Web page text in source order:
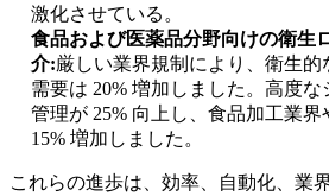
激化させている。
食品および医薬品分野向けの衛生
介:厳しい業界規制により、衛生
需要は 20% 増加しました。高度
管理が 25% 向上し、食品加工業
15% 増加しました。
これらの進歩は、効率、自動化、業